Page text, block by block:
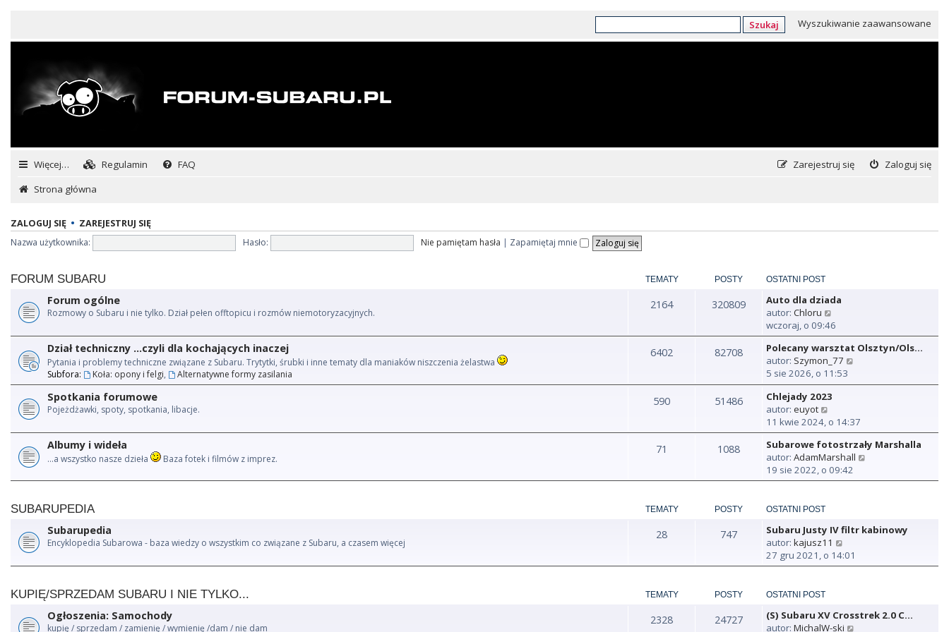
Szukaj Wyszukiwanie zaawansowane
Więcej… Regulamin FAQ Zaloguj się
Zarejestruj się
Strona główna
ZALOGUJ SIĘ • ZAREJESTRUJ SIĘ
Nazwa użytkownika:
Hasło: Nie pamiętam hasła | Zapamiętaj mnie
FORUM SUBARU TEMATY POSTY OSTATNI POST
Forum ogólne
Rozmowy o Subaru i nie tylko. Dział pełen offtopicu i rozmów niemotoryzacyjnych.
2164 320809
Auto dla dziada
autor: Chloru
y
ś
w
i
e
t
a
n
o
w
p
o
s
t
wczoraj, o 09:46
Dział techniczny ...czyli dla kochających inaczej
Pytania i problemy techniczne związane z Subaru. Trytytki, śrubki i inne tematy dla maniaków niszczenia żelastwa
Subfora:
Koła: opony i felgi, Alternatywne formy zasilania
6402 82708
Polecany warsztat Olsztyn/Ols…
autor: Szymon_77
ś
e
t
l
n
s
y
t
5 sie 2026, o 11:53
Spotkania forumowe
Pojeżdżawki, spoty, spotkania, libacje.
590 51486
Chlejady 2023
autor: euyot
y
ś
w
i
e
t
j
n
o
y
p
11 kwie 2024, o 14:37
Albumy i wideła
...a wszystko nasze dzieła Baza fotek i filmów z imprez.
71 1088
Subarowe fotostrzały Marshalla
autor: AdamMarshall
ś
t
a
w
19 sie 2022, o 09:42
SUBARUPEDIA TEMATY POSTY OSTATNI POST
Subarupedia
Encyklopedia Subarowa - baza wiedzy o wszystkim co związane z Subaru, a czasem więcej
28 747
Subaru Justy IV filtr kabinowy
autor: kajusz11
y
ś
t
27 gru 2021, o 14:01
KUPIĘ/SPRZEDAM SUBARU I NIE TYLKO... TEMATY POSTY OSTATNI POST
Ogłoszenia: Samochody
kupię / sprzedam / zamienię / wymienię /dam / nie dam
2328 24727
(S) Subaru XV Crosstrek 2.0 C…
autor: MichalW-ski